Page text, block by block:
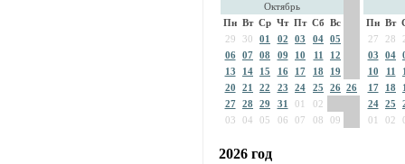
Октябрь
Пн Вт Ср Чт Пт Сб Вс
29
30 01 02 03 04 05
06
07 08 09 10 11
12
13
14 15 16 17 18
19
20
21 22 23 24 25 26 26
27
28 29 31 01
02
03
04 05 06 07 08 09
Пн Вт
27
28
03
04
10
11
17
18
24
25
01
02
2026 год